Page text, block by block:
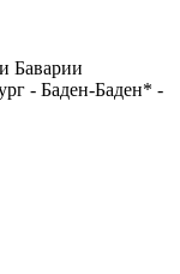
Баварии
- Баден-Баден* -